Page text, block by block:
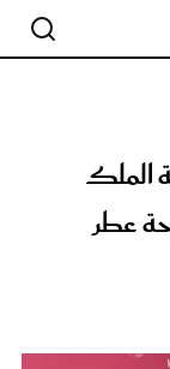
الملك
عطر